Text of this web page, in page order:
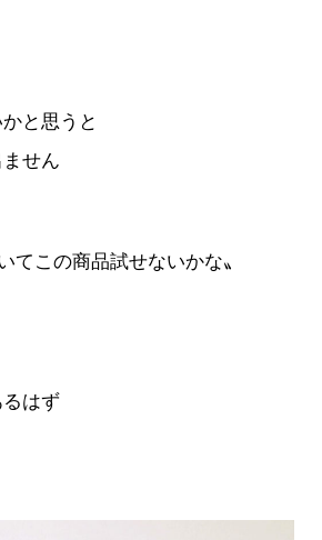
と思うと
せん
てこの商品試せないかな〟
はず